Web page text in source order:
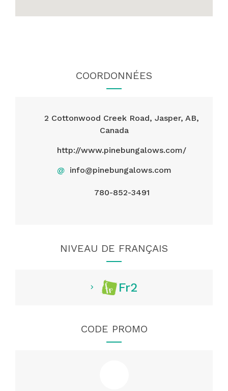
COORDONNÉES
2 Cottonwood Creek Road, Jasper, AB,
Canada
http://www.pinebungalows.com/
@ info@pinebungalows.com
780-852-3491
NIVEAU DE FRANÇAIS
Fr2
CODE PROMO